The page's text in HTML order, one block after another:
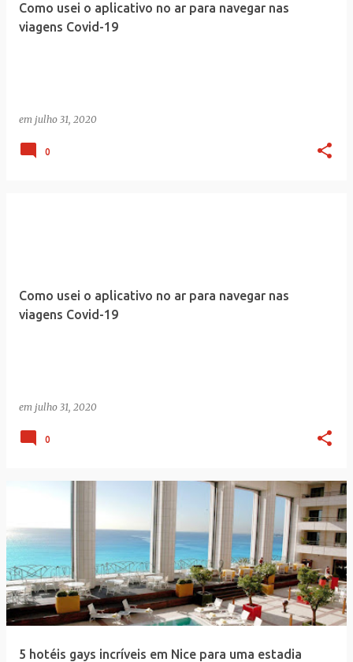
Como usei o aplicativo no ar para navegar nas
viagens Covid-19
em julho 31, 2020
0
Como usei o aplicativo no ar para navegar nas
viagens Covid-19
em julho 31, 2020
0
5 hotéis gays incríveis em Nice para uma estadia